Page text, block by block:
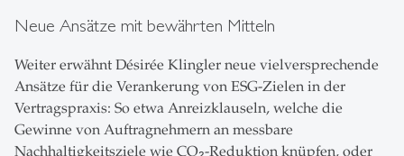
Neue Ansätze mit bewährten Mitteln
Weiter erwähnt Désirée Klingler neue vielversprechende
Ansätze für die Verankerung von ESG-Zielen in der
Vertragspraxis: So etwa Anreizklauseln, welche die
Gewinne von Auftragnehmern an messbare
Nachhaltigkeitsziele wie CO₂-Reduktion knüpfen, oder